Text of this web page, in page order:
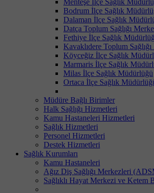
Bodrum İlçe Sağlık
Dalaman İlçe Sağlık
Datça Toplum Sağlığı
Fethiye İlçe Sağlık
Kavaklıdere Toplum
Köyceğiz İlçe Sağlık
Marmaris İlçe Sağlık
Milas İlçe Sağlık Müdürlüğü
Ortaca İlçe Sağlık
Müdüre Bağlı Birimler
Halk Sağlığı Hizmetleri
Kamu Hastaneleri Hizmetleri
Sağlık Hizmetleri
Personel Hizmetleri
Destek Hizmetleri
Sağlık Kurumları
Kamu Hastaneleri
Ağız Diş Sağlığı Merkezleri
Sağlıklı Hayat Merkezi ve Ketem